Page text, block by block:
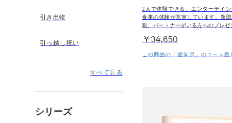
引き出物
引っ越し祝い
すべて見る
シリーズ
2人で体験できる、エンターテイ
食事の体験が充実しています。新
親、パートナーがいる方へのプレゼ
￥34,650
この商品の「愛知県」のコース数